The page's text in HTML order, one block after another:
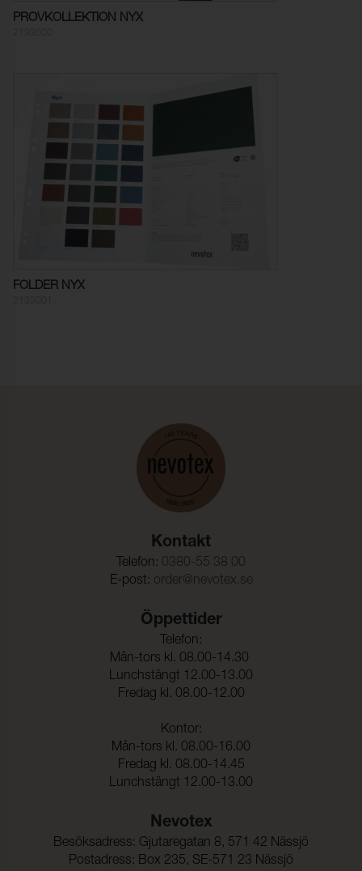
Färghärdighet mot
Tålighet hos ytfinish mot
sprickbildning i kallt
tillstånd:
Sömskridning Varp:
Dragbrottsgräns Varp:
216 N/5cm (ISO 1421)
Töjning Varp:
200 cmwc (ISO 811)
Vidhäftning – Ytfinish
39 N/5cm (ISO 2411)
30 N/5cm (ISO 2411)
Säkerhetsregler leksaker: (EN 71-3 )
PROVKOLLEKTION NYX
FOLDER NYX
Kontakt
Telefon: 0380-55 38 00
E-post: order@nevotex.se
Öppettider
Telefon:
Mån-tors kl. 08.00-14.30
Lunchstängt 12.00-13.00
Fredag kl. 08.00-12.00
Kontor:
Mån-tors kl. 08.00-16.00
Fredag kl. 08.00-14.45
Lunchstängt 12.00-13.00
Nevotex
Besöksadress: Gjutaregatan 8, 571 42 Nässjö
Postadress: Box 235, SE-571 23 Nässjö